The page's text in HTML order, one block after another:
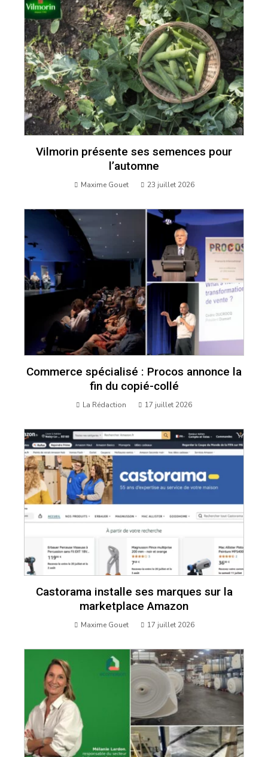
Vilmorin présente ses semences pour
l’automne
Maxime Gouet 23 juillet 2026
Commerce spécialisé : Procos annonce la
fin du copié-collé
La Rédaction 17 juillet 2026
Castorama installe ses marques sur la
marketplace Amazon
Maxime Gouet 17 juillet 2026